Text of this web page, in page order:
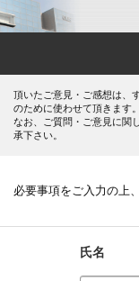
頂いたご意見・ご感想は、
のために使わせて頂きます。
なお、ご質問・ご意見に関
承下さい。
必要事項をご入力の上
氏名